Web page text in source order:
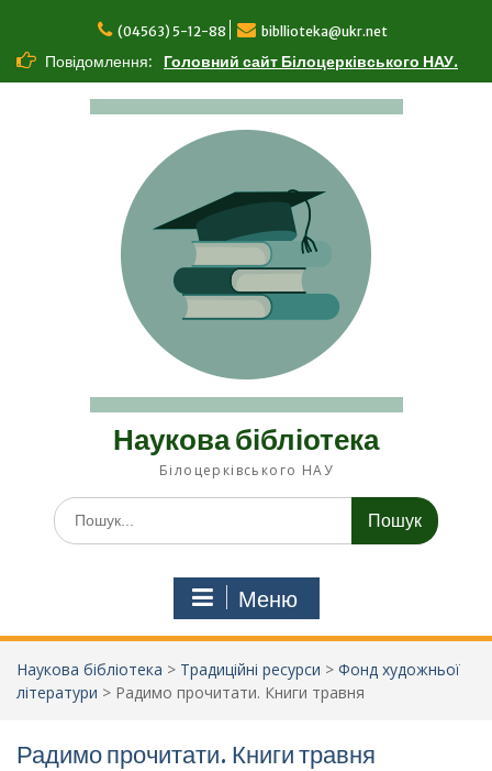
вмісту
(04563) 5-12-88 bibllioteka@ukr.net
Повідомлення: Головний сайт Білоцерківського НАУ.
Наукова бібліотека
Білоцерківського НАУ
Шукати:
Меню
Наукова бібліотека > Традиційні ресурси > Фонд художньої
літератури > Радимо прочитати. Книги травня
Радимо прочитати. Книги травня